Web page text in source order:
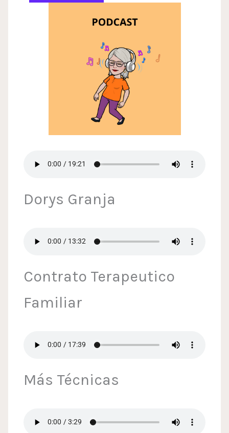
Dorys Granja
Contrato Terapeutico
Familiar
Más Técnicas